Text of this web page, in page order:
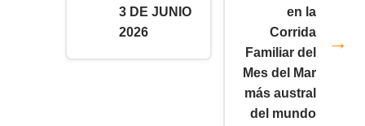
3 DE JUNIO
2026
en la
Corrida
Familiar del
Mes del Mar
más austral
del mundo